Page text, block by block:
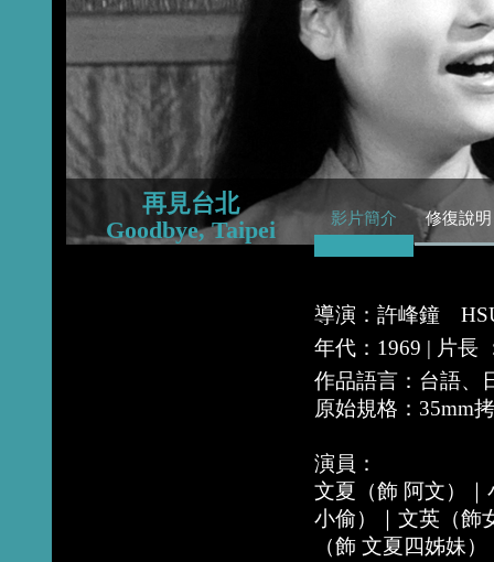
2015
再見台北
Goodbye, Taipei
影片簡介 修復說明
導演：許峰鐘
年代：1969 | 片長
作品語言：台語、
原始規格：35mm
演員：
文夏（飾 阿文）
小偷）｜文英（飾
（飾 文夏四姊妹）